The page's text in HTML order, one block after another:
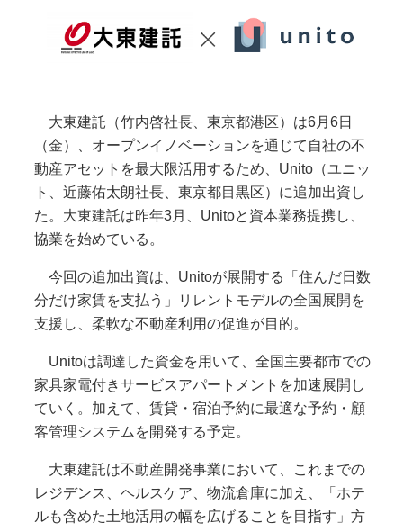
大東建託（竹内啓社長、東京都港区）は6月6日
（金）、オープンイノベーションを通じて自社の不
動産アセットを最大限活用するため、Unito（ユニッ
ト、近藤佑太朗社長、東京都目黒区）に追加出資し
た。大東建託は昨年3月、Unitoと資本業務提携し、
協業を始めている。
今回の追加出資は、Unitoが展開する「住んだ日数
分だけ家賃を支払う」リレントモデルの全国展開を
支援し、柔軟な不動産利用の促進が目的。
Unitoは調達した資金を用いて、全国主要都市での
家具家電付きサービスアパートメントを加速展開し
ていく。加えて、賃貸・宿泊予約に最適な予約・顧
客管理システムを開発する予定。
大東建託は不動産開発事業において、これまでの
レジデンス、ヘルスケア、物流倉庫に加え、「ホテ
ルも含めた土地活用の幅を広げることを目指す」方